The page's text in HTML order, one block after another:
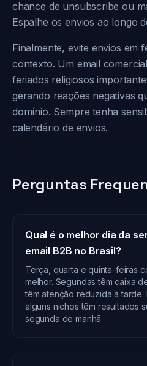
chance de unsubscribe ou
Espalhe os envios ao longo
Finalmente, evite envios em
contexto. Um email
feriados religiosos
gerando reações negativas
domínio. Sempre tenha
calendário de envios.
Perguntas
Qual é o melhor dia da
email B2B no Brasil?
Terça, quarta e quinta-feiras
melhor. Segundas têm caixa
têm atenção reduzida à tarde.
alguns nichos têm resultados
segunda de manhã.